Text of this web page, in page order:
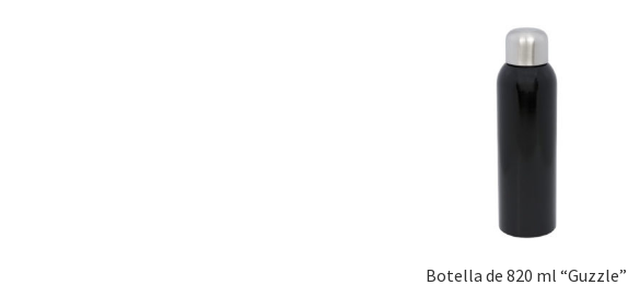
Botella de 820 ml “Guzzle”